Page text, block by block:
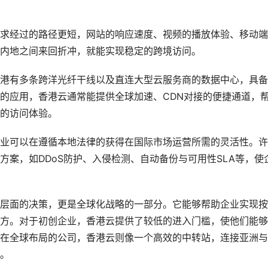
经过的路径更短，网站的响应速度、视频的播放体验、移动
地之间来回折冲，就能实现稳定的跨境访问。
有多条跨洋光纤干线以及直连大型云服务商的数据中心，具
应用，香港云通常能提供全球加速、CDN对接的便捷通道，
访问体验。
可以在遵循本地法律的获得在国际市场运营所需的灵活性。
案，如DDoS防护、入侵检测、自动备份与可用性SLA等，使
面的决策，更是全球化战略的一部分。它能够帮助企业实现
。对于初创企业，香港云提供了较低的进入门槛，使他们能
全球布局的公司，香港云则像一个高效的中转站，连接亚洲